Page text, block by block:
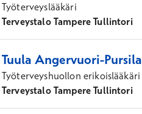
Työterveyslääkäri
Terveystalo Tampere Tullintori
Tuula Angervuori-Pursila
Työterveyshuollon erikoislääkäri
Terveystalo Tampere Tullintori